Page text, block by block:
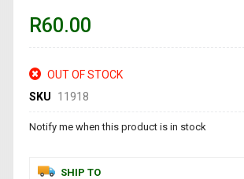
R60.00
OUT OF STOCK
SKU
11918
Notify me when this product is in stock
SHIP TO